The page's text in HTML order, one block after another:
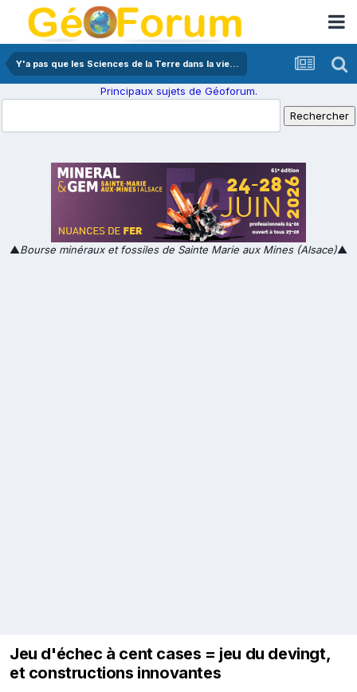
Y'a pas que les Sciences de la Terre dans la vie...
Principaux sujets de Géoforum.
▲Bourse minéraux et fossiles de Sainte Marie aux Mines (Alsace)▲
Jeu d'échec à cent cases = jeu du devingt,
et constructions innovantes